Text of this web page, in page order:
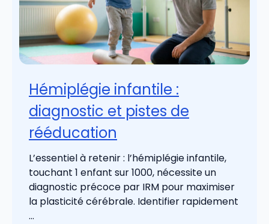
Hémiplégie infantile :
diagnostic et pistes de
rééducation
L’essentiel à retenir : l’hémiplégie infantile,
touchant 1 enfant sur 1000, nécessite un
diagnostic précoce par IRM pour maximiser
la plasticité cérébrale. Identifier rapidement
...